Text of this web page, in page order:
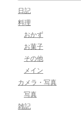
日記
料理
おかず
お菓子
その他
メイン
カメラ・写真
写真
雑記